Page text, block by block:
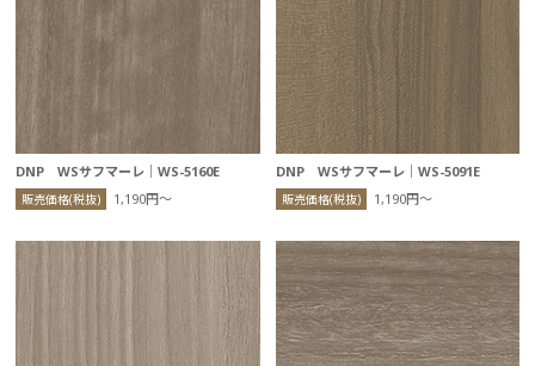
DNP WSサフマーレ｜WS-5160E
販売価格(税抜) 1,190円〜
DNP WSサフマーレ｜WS-5091E
販売価格(税抜) 1,190円〜